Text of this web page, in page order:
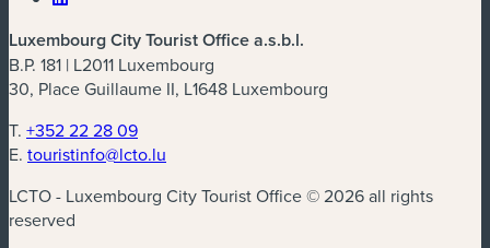
Luxembourg City Tourist Office a.s.b.l.
B.P. 181 | L2011 Luxembourg
30, Place Guillaume II, L1648 Luxembourg
T. +352 22 28 09
E. touristinfo@lcto.lu
LCTO - Luxembourg City Tourist Office © 2026 all rights
reserved